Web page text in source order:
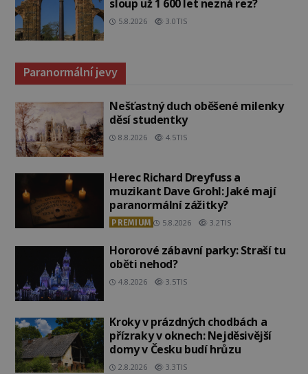
sloup už 1 600 let nezná rez?
5.8.2026 3.0TIS
Paranormální jevy
Nešťastný duch oběšené milenky
děsí studentky
8.8.2026 4.5TIS
Herec Richard Dreyfuss a
muzikant Dave Grohl: Jaké mají
paranormální zážitky?
PREMIUM 5.8.2026 3.2TIS
Hororové zábavní parky: Straší tu
oběti nehod?
4.8.2026 3.5TIS
Kroky v prázdných chodbách a
přízraky v oknech: Nejděsivější
domy v Česku budí hrůzu
2.8.2026 3.3TIS